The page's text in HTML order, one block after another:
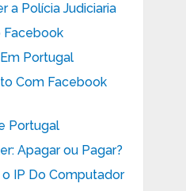
a Polícia Judiciaria
Facebook
Portugal
Com Facebook
Portugal
Apagar ou Pagar?
IP Do Computador